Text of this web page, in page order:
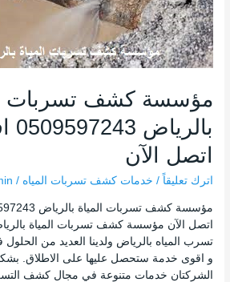
مؤسسة كشف تسربات
اتصل الآن
اترك تعليقاً / خدمات كشف تسربات المياه /
اتصل الآن مؤسسة كشف تسربات المياة
تسرب المياه بالرياض ولدينا العديد من
و اقوى خدمة ستحصل عليها على الاطلاق.
الشركتان خدمات متنوعة في مجال كشف
بالرياض
0509597243
افضل
شركة
الآن